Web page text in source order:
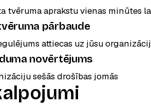
tvēruma aprakstu vienas minūtes
pārbaude
attiecas uz jūsu
novērtējums
sešās drošības jomās